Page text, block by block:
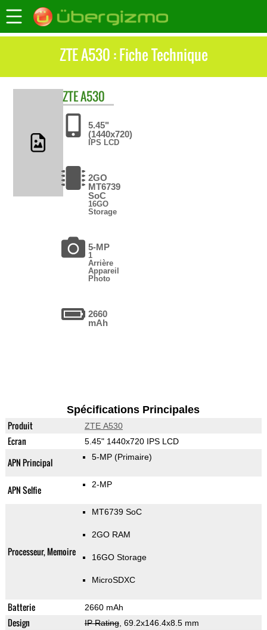
ZTE A530 : Fiche Technique
ZTEA530
5.45"
(1440x720)
IPS LCD
2GO
MT6739
SoC
16GO
Storage
5-MP
1
Arrière
Appareil
Photo
2660
mAh
Spécifications Principales
Produit ZTE A530
Ecran 5.45" 1440x720 IPS LCD
APN Principal 5-MP (Primaire)
APN Selfie 2-MP
Processeur, Memoire
MT6739 SoC
2GO RAM
16GO Storage
MicroSDXC
Batterie 2660 mAh
Design IP Rating, 69.2x146.4x8.5 mm